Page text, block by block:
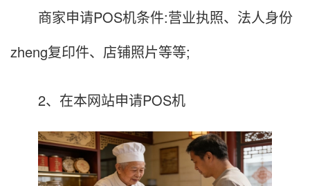
商家申请POS机条件:营业执照、法人身份
zheng复印件、店铺照片等等;
2、在本网站申请POS机